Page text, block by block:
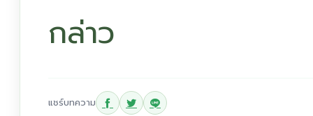
กล่าว
แชร์บทความ